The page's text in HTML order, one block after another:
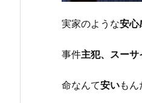
実家のような安心
事件主犯、スー
命なんて安いも